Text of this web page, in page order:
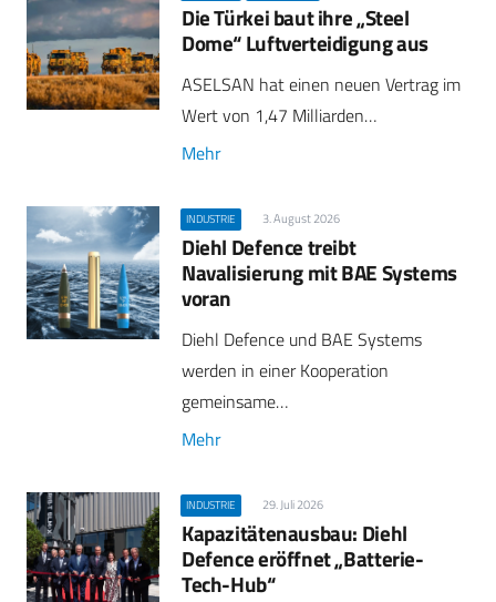
Die Türkei baut ihre „Steel
Dome“ Luftverteidigung aus
ASELSAN hat einen neuen Vertrag im
Wert von 1,47 Milliarden…
Mehr
INDUSTRIE 3. August 2026
Diehl Defence treibt
Navalisierung mit BAE Systems
voran
Diehl Defence und BAE Systems
werden in einer Kooperation
gemeinsame…
Mehr
INDUSTRIE 29. Juli 2026
Kapazitätenausbau: Diehl
Defence eröffnet „Batterie-
Tech-Hub“